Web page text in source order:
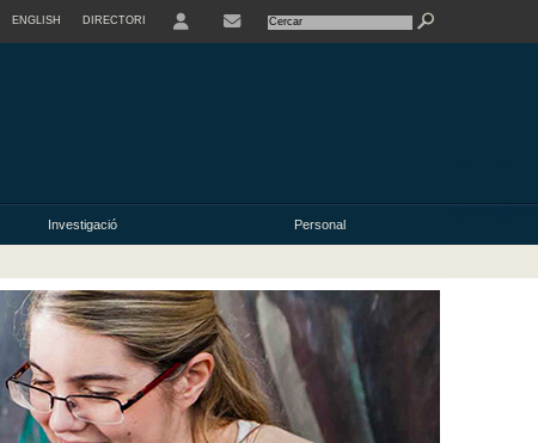
ENGLISH DIRECTORI
Investigació Personal